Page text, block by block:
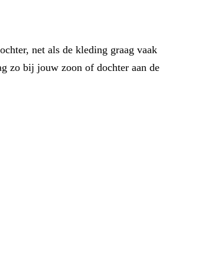
net als de kleding graag vaak
zo bij jouw zoon of dochter aan de